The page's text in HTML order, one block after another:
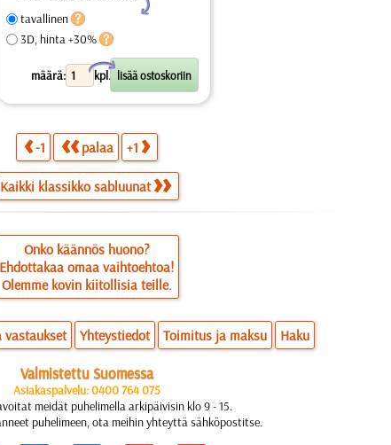
tavallinen
3D, hinta +30%
määrä: kpl.
X
-1 palaa +1
Kaikki klassikko sabluunat
Onko käännös huono?
Ehdottakaa omaa vaihtoehtoa!
Olemme kovin kiitollisia teille.
vastaukset Yhteystiedot Toimitus ja maksu Haku
Valmistettu Suomessa
Asiakaspalvelu: 0400 764 075
meidät puhelimella arkipäivisin klo 9 - 15.
puhelimeen, ota meihin yhteyttä sähköpostitse.